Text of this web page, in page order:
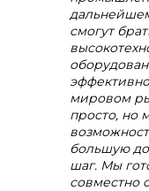
смогут
мировом
просто, но
большую
шаг. Мы
совместно